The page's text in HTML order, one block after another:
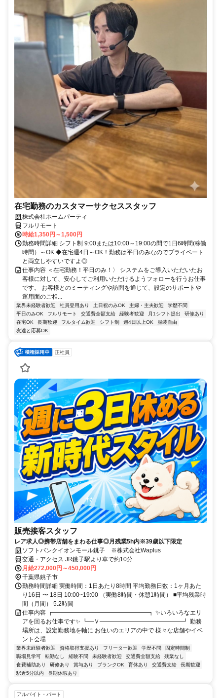
在宅勤務のカスタマーサクセススタッフ
株式会社ホームパーティ
フルリモート
時給1,350円～1,500円
勤務時間詳細 シフト制 9:00または10:00～19:00の間で1日6時間(稼働
時間）～OK ◆在宅週4日～OK！勤務は平日のみなのでプライベート
と両立しやすいですよ◎
仕事内容 ＜在宅勤務！平日のみ！〉 システムをご導入いただいたお
客様に対して、安心してご利用いただけるようフォローを行うお仕事
です。 お客様とのミーティングや訪問を通じて、設定のサポートや
運用面のご相...
業界未経験者歓迎 社員登用あり 土日祝のみOK 主婦・主夫歓迎
学歴不問
平日のみOK
フルリモート 交通費全額支給 経験者歓迎 月1シフト提出
研修あり
在宅OK
長期歓迎 フルタイム歓迎 シフト制 週4日以上OK
服装自由
友達と応募OK
正社員
販売接客スタッフ
レア求人◎携帯店舗をまわる仕事◎月残業5h内※39歳以下限定
ソフトバンクイオンモール銚子 ※株式会社Waplus
交通・アクセス JR銚子駅より車で約10分
月給272,000円～450,000円
千葉県銚子市
勤務時間詳細 実働時間：1日あたり8時間 平均勤務日数：1ヶ月あた
り16日 〜 18日 10:00~19:00 （実働8時間・休憩1時間） ■平均残業時
間（月間） 5.2時間
仕事内容 ┏━━━━━━━━━━━━━━━━┓ ✨いろいろなエリ
アを回るお仕事です✨ ┗━Ｖ━━━━━━━━━━━━━━┛ 勤務
場所は、設定勤務地を軸に お住いのエリアの中で 様々な店舗やイベ
ント会場...
業界未経験者歓迎 資格取得支援あり フリーター歓迎 学歴不問
固定時間制
職場見学可
転勤なし 経験不問 未経験者歓迎 交通費全額支給
残業なし
食費補助あり
研修あり 賞与あり ブランクOK 育休あり 交通費支給
長期歓迎
駅近5分以内
長期休暇あり
アルバイト・パート